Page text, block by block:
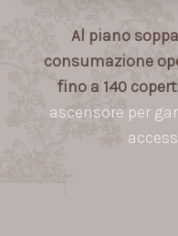
Al piano
consumazione
fino a 140
ascensore per